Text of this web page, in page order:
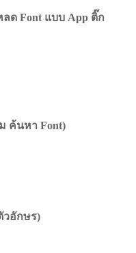
ลด Font แบบ App ติ๊ก
ค้นหา Font)
วอักษร)